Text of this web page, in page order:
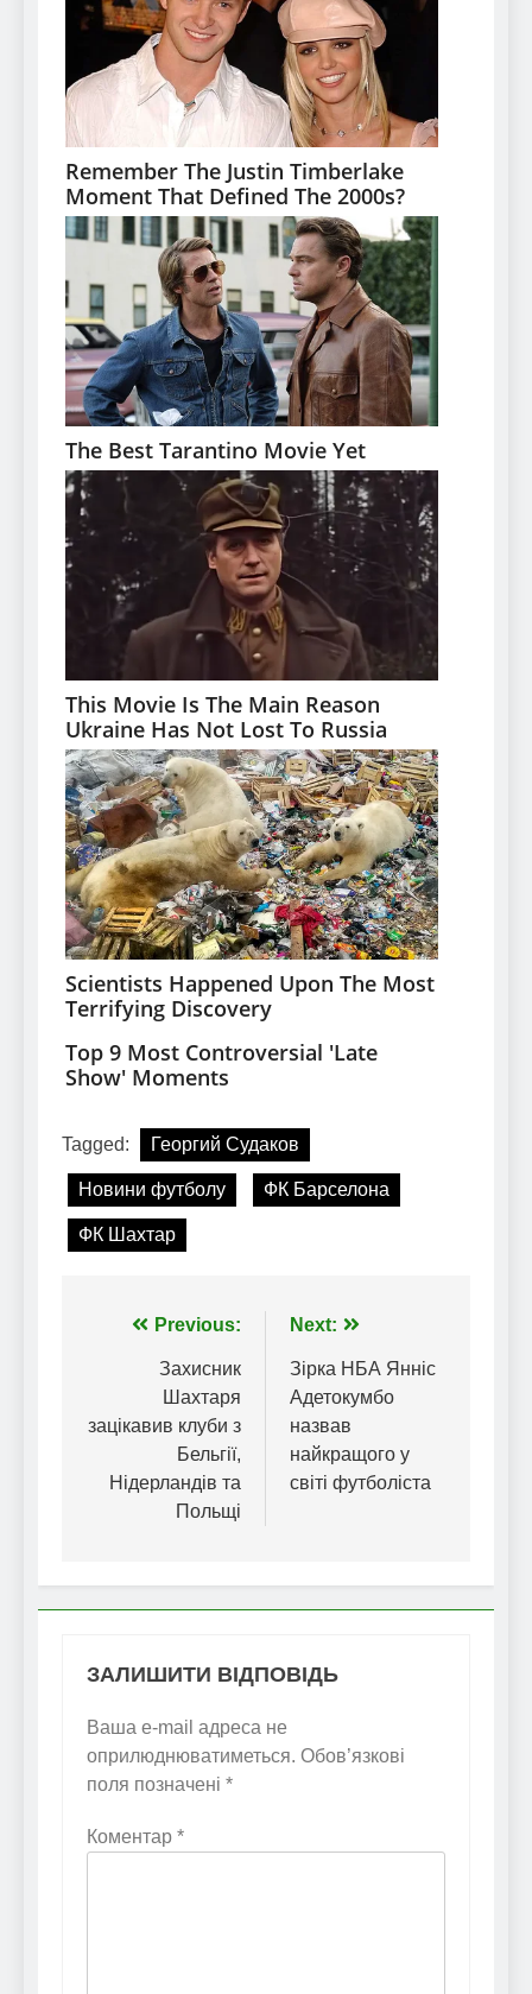
Tagged: Георгий Судаков
Новини футболу ФК Барселона
ФК Шахтар
Навігація
записів
Previous:
Захисник
Шахтаря
зацікавив клуби з
Бельгії,
Нідерландів та
Польщі
Next:
Зірка НБА Янніс
Адетокумбо
назвав
найкращого у
світі футболіста
ЗАЛИШИТИ ВІДПОВІДЬ
Ваша e-mail адреса не
оприлюднюватиметься. Обов’язкові
поля позначені *
Коментар *